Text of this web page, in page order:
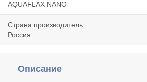
AQUAFLAX NANO
Страна производитель:
Россия
Описание